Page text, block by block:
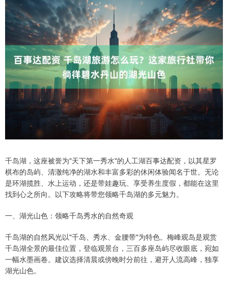
千岛湖，这座被誉为"天下第一秀水"的人工湖百事达配资，以其星罗
棋布的岛屿、清澈纯净的湖水和丰富多彩的休闲体验闻名于世。无论
是环湖揽胜、水上运动，还是带娃趣玩、享受养生度假，都能在这里
找到心之所向。以下攻略将带您领略千岛湖的多元魅力。
一、湖光山色：领略千岛秀水的自然奇观
千岛湖的自然风光以"千岛、秀水、金腰带"为特色。梅峰观岛是观赏
千岛湖全景的最佳位置，登临观景台，三百多座岛屿尽收眼底，宛如
一幅水墨画卷。建议选择清晨或傍晚时分前往，避开人流高峰，独享
湖光山色。